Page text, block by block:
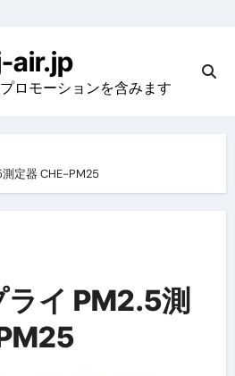
air.jp
ロモーションを含みます
定器 CHE-PM25
イ PM2.5測